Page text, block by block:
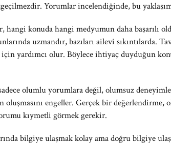
Yorumlar incelendiğinde, bu
hangi konuda hangi medyumun daha başarılı
uzmandır, bazıları ailevi sıkıntılarda.
için yardımcı olur. Böylece ihtiyaç duyduğun
olumlu yorumlara değil, olumsuz
oluşmasını engeller. Gerçek bir
kıymetli görmek gerekir.
bilgiye ulaşmak kolay ama doğru bilgiye